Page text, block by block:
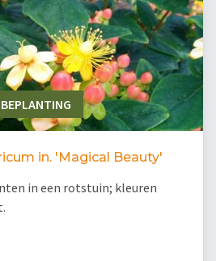
in. 'Magical Beauty'
in een rotstuin; kleuren